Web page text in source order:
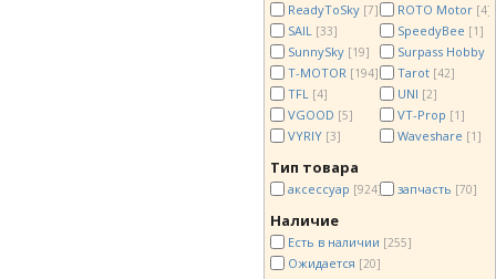
ReadyToSky [7] ROTO Motor [4]
SAIL [33] SpeedyBee [1]
SunnySky [19] Surpass Hobby
T-MOTOR [194] Tarot [42]
TFL [4] UNI [2]
VGOOD [5] VT-Prop [1]
VYRIY [3] Waveshare [1]
Тип товара
аксессуар [924] запчасть [70]
Наличие
Есть в наличии [255]
Ожидается [20]